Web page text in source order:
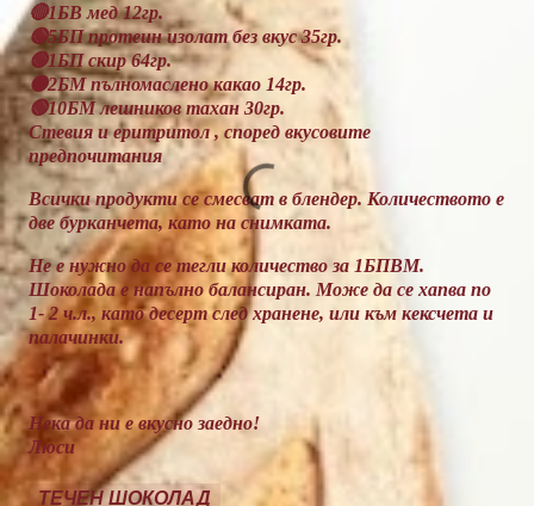
🔴1БВ мед 12гр.
🟢5БП протеин изолат без вкус 35гр.
🟢1БП скир 64гр.
🟠2БМ пълномаслено какао 14гр.
🟢10БМ лешников тахан 30гр.
Стевия и еритритол , според вкусовите
предпочитания
Всички продукти се смесват в блендер. Количеството е
две бурканчета, като на снимката.
Не е нужно да се тегли количество за 1БПВМ.
Шоколада е напълно балансиран. Може да се хапва по
1- 2 ч.л., като десерт след хранене, или към кексчета и
палачинки.
Нека да ни е вкусно заедно!
Люси
ТЕЧЕН ШОКОЛАД